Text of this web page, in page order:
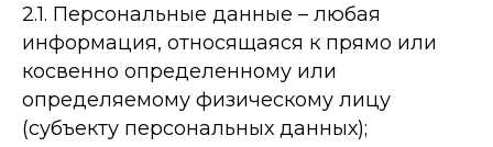
2.1. Персональные данные – любая
информация, относящаяся к прямо или
косвенно определенному или
определяемому физическому лицу
(субъекту персональных данных);